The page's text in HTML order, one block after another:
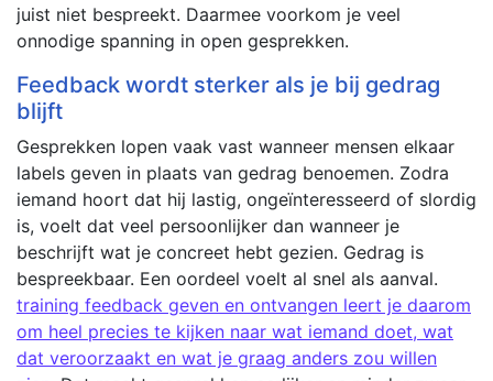
juist niet bespreekt. Daarmee voorkom je veel
onnodige spanning in open gesprekken.
Feedback wordt sterker als je bij gedrag
blijft
Gesprekken lopen vaak vast wanneer mensen elkaar
labels geven in plaats van gedrag benoemen. Zodra
iemand hoort dat hij lastig, ongeïnteresseerd of slordig
is, voelt dat veel persoonlijker dan wanneer je
beschrijft wat je concreet hebt gezien. Gedrag is
bespreekbaar. Een oordeel voelt al snel als aanval.
training feedback geven en ontvangen leert je daarom
om heel precies te kijken naar wat iemand doet, wat
dat veroorzaakt en wat je graag anders zou willen